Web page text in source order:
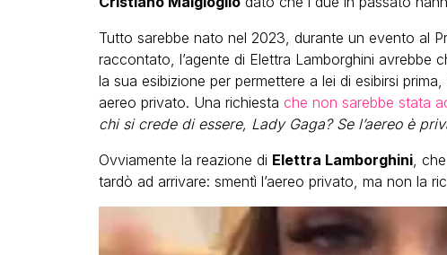
Tutto sarebbe nato nel 2023, durante un evento al
raccontato, l’agente di Elettra Lamborghini avrebbe
la sua esibizione per permettere a lei di esibirsi
aereo privato. Una richiesta che non sarebbe stata
chi si crede di essere, Lady Gaga? Se l’aereo è
Ovviamente la reazione di Elettra Lamborghini,
tardò ad arrivare: smentì l’aereo privato, ma non la